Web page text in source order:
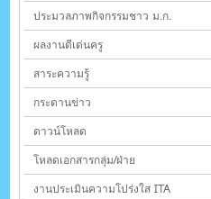
ประมวลภาพกิจกรรมชาว ม.ก.
ผลงานดีเด่นครู
สาระความรู้
กระดานข่าว
ดาวน์โหลด
โหลดเอกสารกลุ่ม/ฝ่าย
งานประเมินความโปร่งใส ITA